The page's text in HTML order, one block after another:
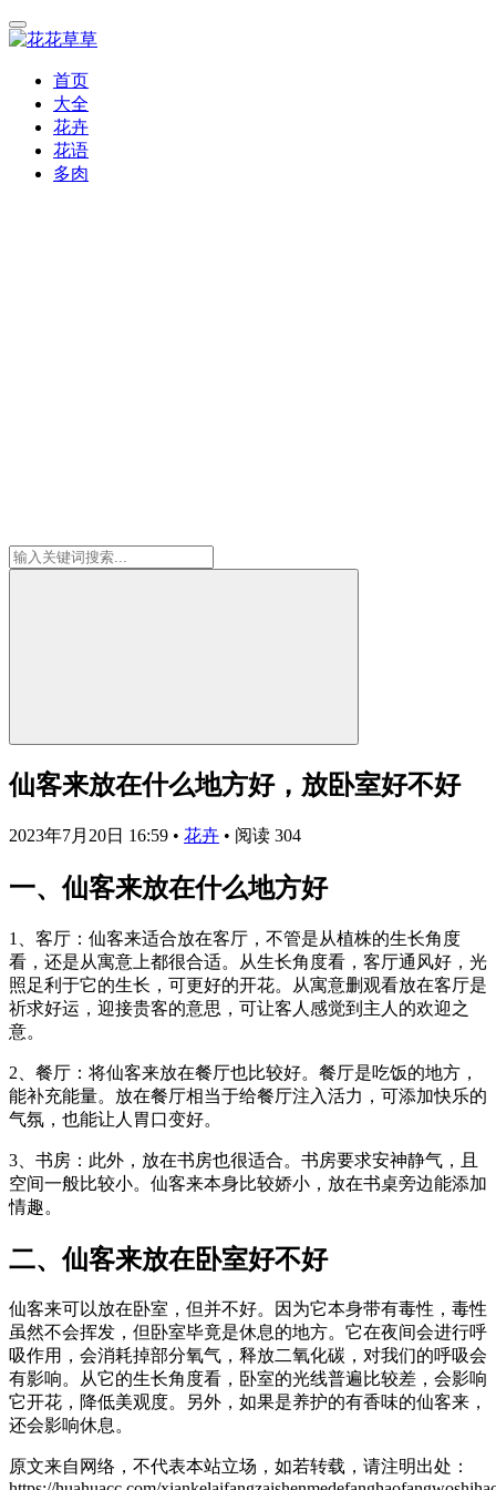
首页
大全
花卉
花语
多肉
仙客来放在什么地方好，放卧室好不好
2023年7月20日 16:59 • 花卉 • 阅读 304
一、仙客来放在什么地方好
1、客厅：仙客来适合放在客厅，不管是从植株的生长角度
看，还是从寓意上都很合适。从生长角度看，客厅通风好，光
照足利于它的生长，可更好的开花。从寓意删观看放在客厅是
祈求好运，迎接贵客的意思，可让客人感觉到主人的欢迎之
意。
2、餐厅：将仙客来放在餐厅也比较好。餐厅是吃饭的地方，
能补充能量。放在餐厅相当于给餐厅注入活力，可添加快乐的
气氛，也能让人胃口变好。
3、书房：此外，放在书房也很适合。书房要求安神静气，且
空间一般比较小。仙客来本身比较娇小，放在书桌旁边能添加
情趣。
二、仙客来放在卧室好不好
仙客来可以放在卧室，但并不好。因为它本身带有毒性，毒性
虽然不会挥发，但卧室毕竟是休息的地方。它在夜间会进行呼
吸作用，会消耗掉部分氧气，释放二氧化碳，对我们的呼吸会
有影响。从它的生长角度看，卧室的光线普遍比较差，会影响
它开花，降低美观度。另外，如果是养护的有香味的仙客来，
还会影响休息。
原文来自网络，不代表本站立场，如若转载，请注明出处：